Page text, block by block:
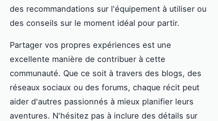
des recommandations sur l'équipement à utiliser ou
des conseils sur le moment idéal pour partir.
Partager vos propres expériences est une
excellente manière de contribuer à cette
communauté. Que ce soit à travers des blogs, des
réseaux sociaux ou des forums, chaque récit peut
aider d'autres passionnés à mieux planifier leurs
aventures. N'hésitez pas à inclure des détails sur